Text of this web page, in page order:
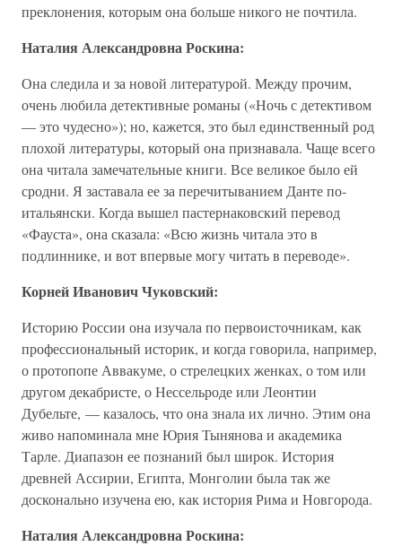
преклонения, которым она больше никого не почтила.
Наталия Александровна Роскина:
Она следила и за новой литературой. Между прочим,
очень любила детективные романы («Ночь с детективом
— это чудесно»); но, кажется, это был единственный род
плохой литературы, который она признавала. Чаще всего
она читала замечательные книги. Все великое было ей
сродни. Я заставала ее за перечитыванием Данте по-
итальянски. Когда вышел пастернаковский перевод
«Фауста», она сказала: «Всю жизнь читала это в
подлиннике, и вот впервые могу читать в переводе».
Корней Иванович Чуковский:
Историю России она изучала по первоисточникам, как
профессиональный историк, и когда говорила, например,
о протопопе Аввакуме, о стрелецких женках, о том или
другом декабристе, о Нессельроде или Леонтии
Дубельте, — казалось, что она знала их лично. Этим она
живо напоминала мне Юрия Тынянова и академика
Тарле. Диапазон ее познаний был широк. История
древней Ассирии, Египта, Монголии была так же
досконально изучена ею, как история Рима и Новгорода.
Наталия Александровна Роскина: